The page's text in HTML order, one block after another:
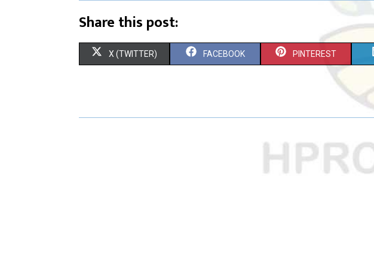
Share this post:
X (TWITTER) FACEBOOK PINTEREST